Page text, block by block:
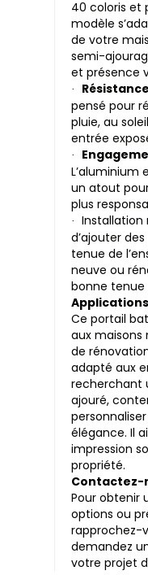
40 coloris et
modèle
de votre
semi-
et présence
·
pensé pour
pluie, au
entrée
·
un atout
plus
·
Installation
d’ajouter
tenue de
neuve ou
bonne tenue
Applications
Ce portail
aux maisons
de
adapté aux
recherchant
ajouré,
élégance. Il
impression
propriété.
Contactez-
Pour obtenir
options ou
rapprochez-
demandez
votre projet